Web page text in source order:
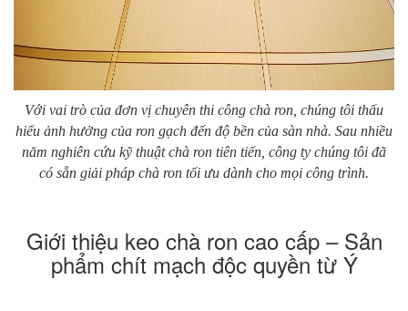
Với vai trò của đơn vị chuyên thi công chà ron, chúng tôi thấu
hiểu ảnh hưởng của ron gạch đến độ bền của sàn nhà. Sau nhiều
năm nghiên cứu kỹ thuật chà ron tiên tiến, công ty chúng tôi đã
có sẵn giải pháp chà ron tối ưu dành cho mọi công trình.
Giới thiệu keo chà ron cao cấp – Sản
phẩm chít mạch độc quyền từ Ý